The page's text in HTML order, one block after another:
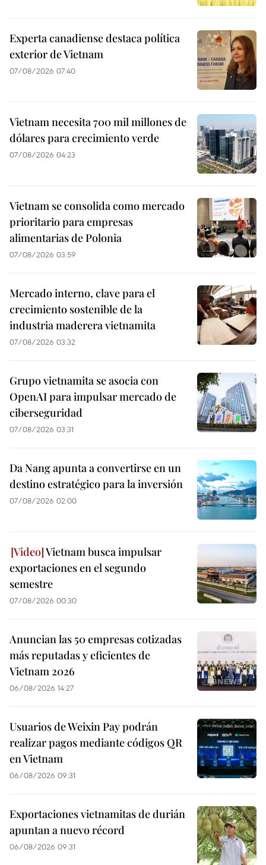
Experta canadiense destaca política
exterior de Vietnam
07/08/2026 07:40
Vietnam necesita 700 mil millones de
dólares para crecimiento verde
07/08/2026 04:23
Vietnam se consolida como mercado
prioritario para empresas
alimentarias de Polonia
07/08/2026 03:59
Mercado interno, clave para el
crecimiento sostenible de la
industria maderera vietnamita
07/08/2026 03:32
Grupo vietnamita se asocia con
OpenAI para impulsar mercado de
ciberseguridad
07/08/2026 03:31
Da Nang apunta a convertirse en un
destino estratégico para la inversión
07/08/2026 02:00
Vietnam busca impulsar
exportaciones en el segundo
semestre
07/08/2026 00:30
Anuncian las 50 empresas cotizadas
más reputadas y eficientes de
Vietnam 2026
06/08/2026 14:27
Usuarios de Weixin Pay podrán
realizar pagos mediante códigos QR
en Vietnam
06/08/2026 09:31
Exportaciones vietnamitas de durián
apuntan a nuevo récord
06/08/2026 09:31